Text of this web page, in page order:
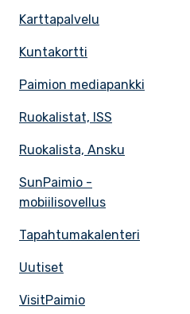
Karttapalvelu
Kuntakortti
Paimion mediapankki
Ruokalistat, ISS
Ruokalista, Ansku
SunPaimio -
mobiilisovellus
Tapahtumakalenteri
Uutiset
VisitPaimio